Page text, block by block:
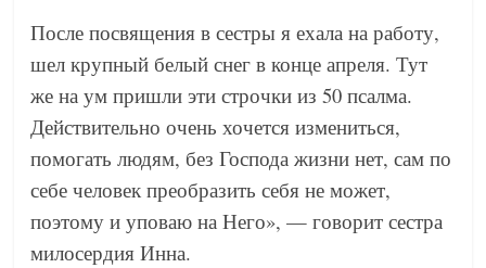
После посвящения в сестры я ехала на работу,
шел крупный белый снег в конце апреля. Тут
же на ум пришли эти строчки из 50 псалма.
Действительно очень хочется измениться,
помогать людям, без Господа жизни нет, сам по
себе человек преобразить себя не может,
поэтому и уповаю на Него», — говорит сестра
милосердия Инна.